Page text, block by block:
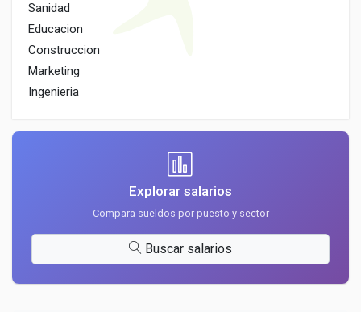
Sanidad
Educacion
Construccion
Marketing
Ingenieria
Explorar salarios
Compara sueldos por puesto y sector
Buscar salarios